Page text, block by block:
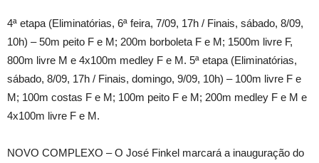
4ª etapa (Eliminatórias, 6ª feira, 7/09, 17h / Finais, sábado, 8/09,
10h) – 50m peito F e M; 200m borboleta F e M; 1500m livre F,
800m livre M e 4x100m medley F e M. 5ª etapa (Eliminatórias,
sábado, 8/09, 17h / Finais, domingo, 9/09, 10h) – 100m livre F e
M; 100m costas F e M; 100m peito F e M; 200m medley F e M e
4x100m livre F e M.
NOVO COMPLEXO – O José Finkel marcará a inauguração do